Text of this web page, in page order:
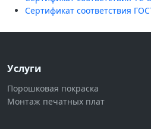
Сертификат соответствия
Услуги
Порошковая покраска
Монтаж печатных плат